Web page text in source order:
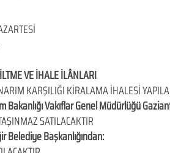
VE İHALE İLÂNLARI
KARŞILIĞI KİRALAMA İHALESİ
Bakanlığı Vakıflar Genel Müdürlüğü
SATILACAKTIR
Belediye Başkanlığından: